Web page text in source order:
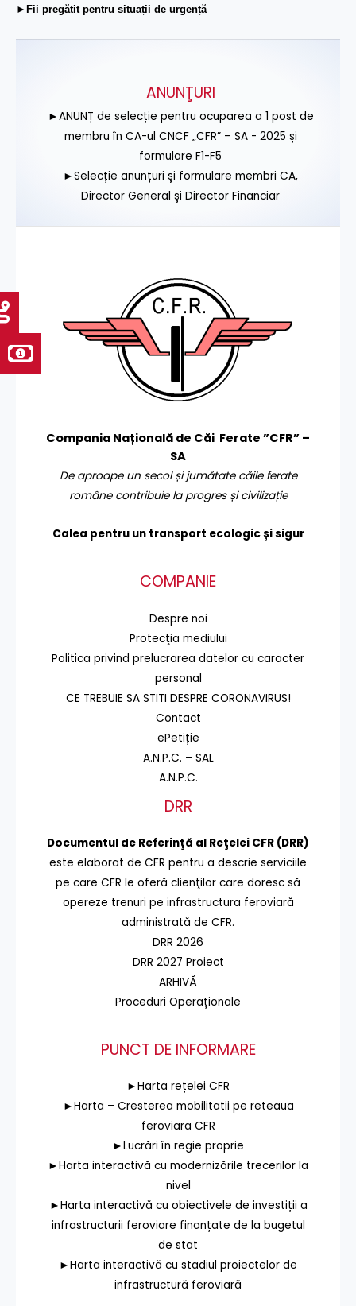
►Fii pregătit pentru situații de urgență
ANUNŢURI
►ANUNȚ de selecție pentru ocuparea a 1 post de
membru în CA-ul CNCF „CFR” – SA - 2025 și
formulare F1-F5
►Selecție anunțuri și formulare membri CA,
Director General și Director Financiar
Compania Națională de Căi Ferate ”CFR” –
SA
De aproape un secol și jumătate căile ferate
române contribuie la progres și civilizație
Calea pentru un transport ecologic și sigur
COMPANIE
Despre noi
Protecţia mediului
Politica privind prelucrarea datelor cu caracter
personal
CE TREBUIE SA STITI DESPRE CORONAVIRUS!
Contact
ePetiție
A.N.P.C. – SAL
A.N.P.C.
DRR
Documentul de Referinţă al Reţelei CFR (DRR)
este elaborat de CFR pentru a descrie serviciile
pe care CFR le oferă clienţilor care doresc să
opereze trenuri pe infrastructura feroviară
administrată de CFR.
DRR 2026
DRR 2027 Proiect
ARHIVĂ
Proceduri Operaționale
PUNCT DE INFORMARE
►Harta rețelei CFR
►Harta – Cresterea mobilitatii pe reteaua
feroviara CFR
►Lucrări în regie proprie
►Harta interactivă cu modernizările trecerilor la
nivel
►Harta interactivă cu obiectivele de investiții a
infrastructurii feroviare finanțate de la bugetul
de stat
►Harta interactivă cu stadiul proiectelor de
infrastructură feroviară